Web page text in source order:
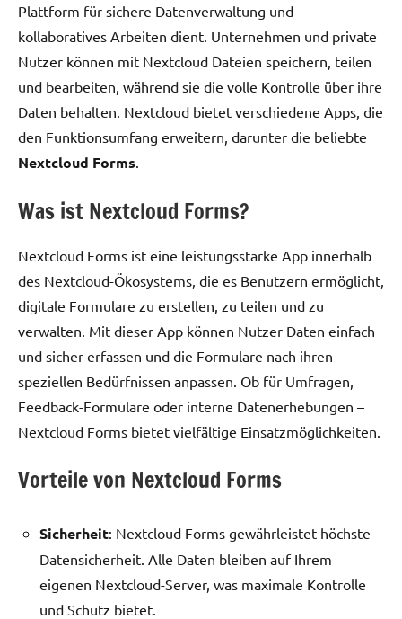
Plattform für sichere Datenverwaltung und
kollaboratives Arbeiten dient. Unternehmen und private
Nutzer können mit Nextcloud Dateien speichern, teilen
und bearbeiten, während sie die volle Kontrolle über ihre
Daten behalten. Nextcloud bietet verschiedene Apps, die
den Funktionsumfang erweitern, darunter die beliebte
Nextcloud Forms
Was ist Nextcloud Forms?
Nextcloud Forms ist eine leistungsstarke App innerhalb
des Nextcloud-Ökosystems, die es Benutzern ermöglicht,
digitale Formulare zu erstellen, zu teilen und zu
verwalten. Mit dieser App können Nutzer Daten einfach
und sicher erfassen und die Formulare nach ihren
speziellen Bedürfnissen anpassen. Ob für Umfragen,
Feedback-Formulare oder interne Datenerhebungen –
Nextcloud Forms bietet vielfältige Einsatzmöglichkeiten.
Vorteile von Nextcloud Forms
Sicherheit: Nextcloud Forms gewährleistet höchste
Datensicherheit. Alle Daten bleiben auf Ihrem
eigenen Nextcloud-Server, was maximale Kontrolle
und Schutz bietet.